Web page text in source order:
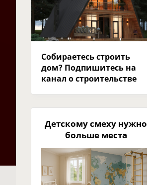
Собираетесь строить
дом? Подпишитесь на
канал о строительстве
Детскому смеху нужно
больше места